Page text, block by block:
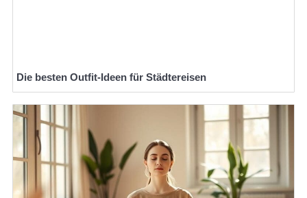
Die besten Outfit-Ideen für Städtereisen